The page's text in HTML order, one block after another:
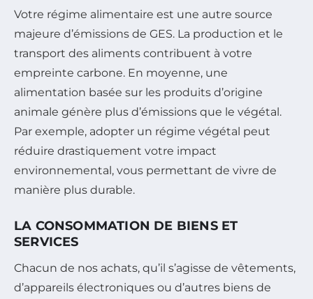
Votre régime alimentaire est une autre source
majeure d’émissions de GES. La production et le
transport des aliments contribuent à votre
empreinte carbone. En moyenne, une
alimentation basée sur les produits d’origine
animale génère plus d’émissions que le végétal.
Par exemple, adopter un régime végétal peut
réduire drastiquement votre impact
environnemental, vous permettant de vivre de
manière plus durable.
LA CONSOMMATION DE BIENS ET
SERVICES
Chacun de nos achats, qu’il s’agisse de vêtements,
d’appareils électroniques ou d’autres biens de